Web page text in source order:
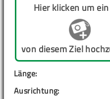
Hier klicken um
von diesem Ziel
Länge:
Ausrichtung: